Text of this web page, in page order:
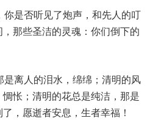
是否听见了炮声，和先人的叮
那些圣洁的灵魂：你们倒下的
离人的泪水，绵绵；清明的风
怅；清明的花总是纯洁，那是
，愿逝者安息，生者幸福！